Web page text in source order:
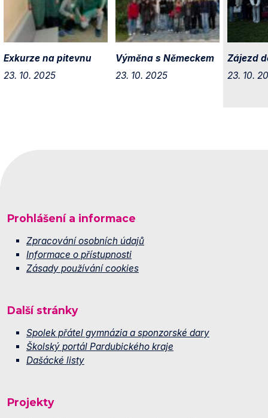
Exkurze na pitevnu
23. 10. 2025
Výměna s Německem
23. 10. 2025
Zájezd
23. 10.
Prohlášení a informace
Zpracování osobních údajů
Informace o přístupnosti
Zásady používání cookies
Další stránky
Spolek přátel gymnázia a sponzorské dary
Školský portál Pardubického kraje
Dašácké listy
Projekty